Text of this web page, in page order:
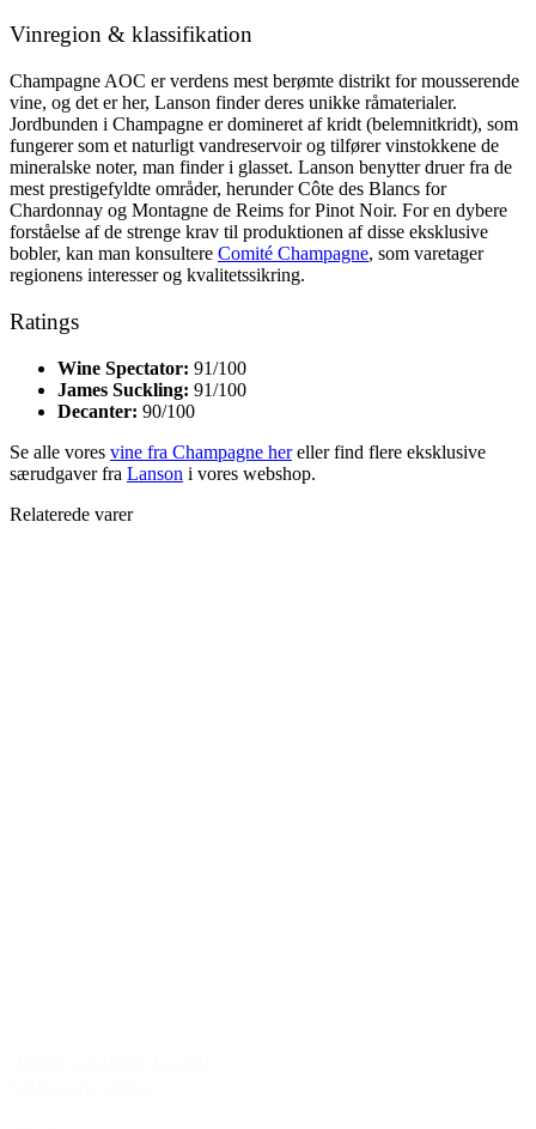
Vinregion & klassifikation
Champagne AOC er verdens mest berømte distrikt for mousserende
vine, og det er her, Lanson finder deres unikke råmaterialer.
Jordbunden i Champagne er domineret af kridt (belemnitkridt), som
fungerer som et naturligt vandreservoir og tilfører vinstokkene de
mineralske noter, man finder i glasset. Lanson benytter druer fra de
mest prestigefyldte områder, herunder Côte des Blancs for
Chardonnay og Montagne de Reims for Pinot Noir. For en dybere
forståelse af de strenge krav til produktionen af disse eksklusive
bobler, kan man konsultere Comité Champagne, som varetager
regionens interesser og kvalitetssikring.
Ratings
Wine Spectator: 91/100
James Suckling: 91/100
Decanter: 90/100
Se alle vores vine fra Champagne hereller find flere eksklusive
særudgaver fra Lanson i vores webshop.
Relaterede varer